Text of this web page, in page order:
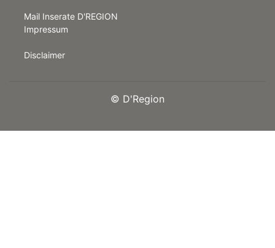
Mail Inserate D'REGION
Impressum
Disclaimer
© D'Region